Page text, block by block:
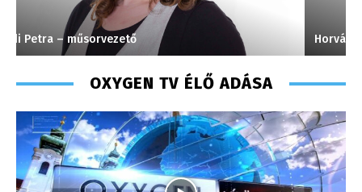
Horváth Ferenc – operatőr-vágó – 2020
OXYGEN TV ÉLŐ ADÁSA